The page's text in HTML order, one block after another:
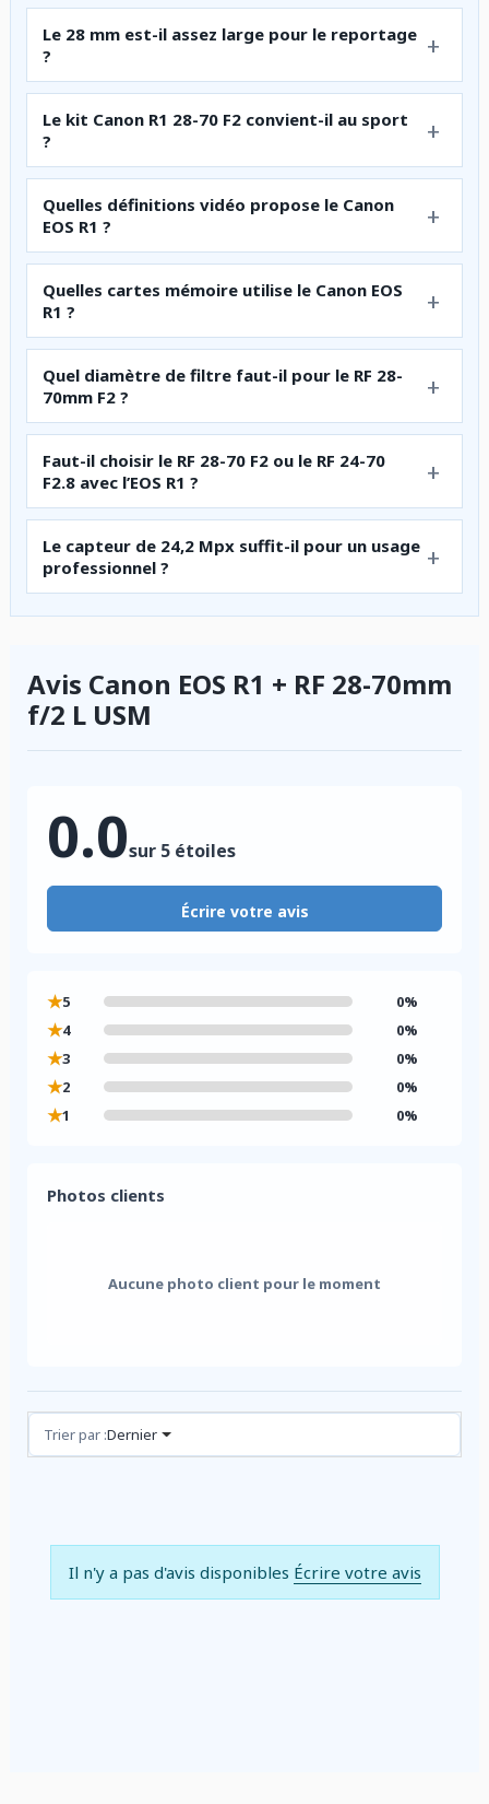
Le 28 mm est-il assez large pour le reportage
?
Le kit Canon R1 28-70 F2 convient-il au sport
?
Quelles définitions vidéo propose le Canon
EOS R1 ?
Quelles cartes mémoire utilise le Canon EOS
R1 ?
Quel diamètre de filtre faut-il pour le RF 28-
70mm F2 ?
Faut-il choisir le RF 28-70 F2 ou le RF 24-70
F2.8 avec l’EOS R1 ?
Le capteur de 24,2 Mpx suffit-il pour un usage
professionnel ?
Avis Canon EOS R1 + RF 28-70mm
f/2 L USM
0.0sur 5 étoiles
Écrire votre avis
★5 0%
★4 0%
★3 0%
★2 0%
★1 0%
Photos clients
Aucune photo client pour le moment
Avis (0)
Trier par :Dernier
Il n'y a pas d'avis disponibles Écrire votre avis